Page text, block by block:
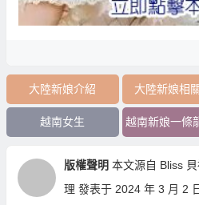
大陸新娘介紹 大陸新娘相
越南女生
版權聲明 本文源自 Bliss
理 發表于 2024 年 3 月 2